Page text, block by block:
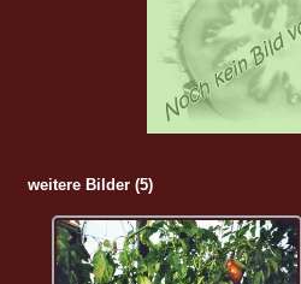
weitere Bilder (5)